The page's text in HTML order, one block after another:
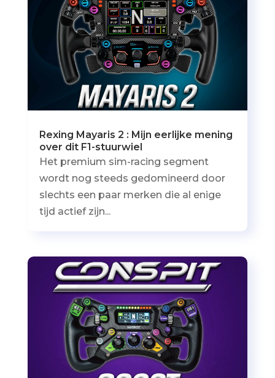
Rexing Mayaris 2 : Mijn eerlijke mening
over dit F1-stuurwiel
Het premium sim-racing segment
wordt nog steeds gedomineerd door
slechts een paar merken die al enige
tijd actief zijn...